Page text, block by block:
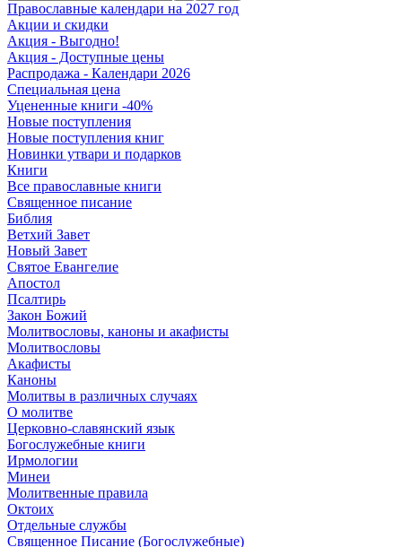
Православные календари на 2027 год
Акции и скидки
Акция - Выгодно!
Акция - Доступные цены
Распродажа - Календари 2026
Специальная цена
Уцененные книги -40%
Новые поступления
Новые поступления книг
Новинки утвари и подарков
Книги
Все православные книги
Священное писание
Библия
Ветхий Завет
Новый Завет
Святое Евангелие
Апостол
Псалтирь
Закон Божий
Молитвословы, каноны и акафисты
Молитвословы
Акафисты
Каноны
Молитвы в различных случаях
О молитве
Церковно-славянский язык
Богослужебные книги
Ирмологии
Минеи
Молитвенные правила
Октоих
Отдельные службы
Священное Писание (Богослужебные)